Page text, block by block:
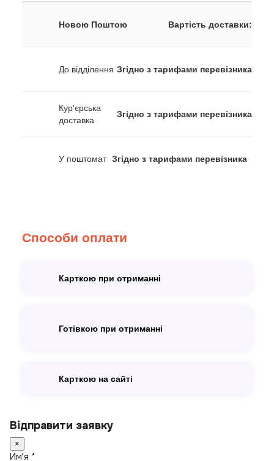
Новою Поштою Вартість доставки:
До відділення Згідно з тарифами перевізника
Кур'єрська
доставка
Згідно з тарифами перевізника
У поштомат Згідно з тарифами перевізника
Способи оплати
Карткою при отриманні
Готівкою при отриманні
Карткою на сайті
Відправити заявку
×
Имʼя *